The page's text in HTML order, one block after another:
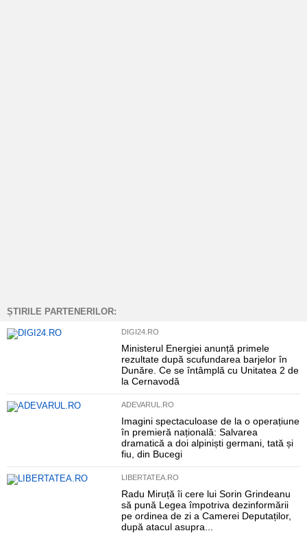
ȘTIRILE PARTENERILOR:
DIGI24.RO
Ministerul Energiei anunță primele
rezultate după scufundarea barjelor în
Dunăre. Ce se întâmplă cu Unitatea 2 de
la Cernavodă
ADEVARUL.RO
Imagini spectaculoase de la o operațiune
în premieră națională: Salvarea
dramatică a doi alpiniști germani, tată și
fiu, din Bucegi
LIBERTATEA.RO
Radu Miruță îi cere lui Sorin Grindeanu
să pună Legea împotriva dezinformării
pe ordinea de zi a Camerei Deputaților,
după atacul asupra...